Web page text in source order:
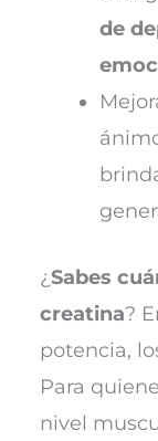
de
¿Sabes
creatina?
potencia,
Para
nivel